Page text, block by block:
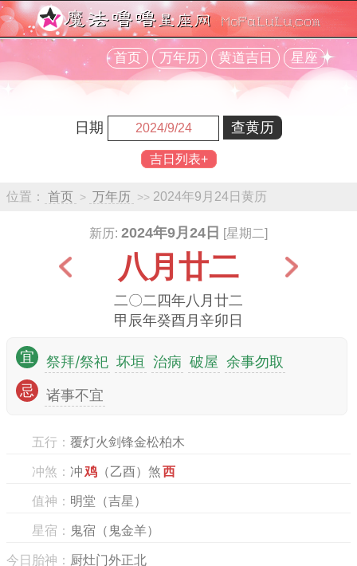
首页 万年历 黄道吉日 星座
日期
吉日列表+
位置： 首页 > 万年历 >> 2024年9月24日黄历
新历: 2024年9月24日 [星期二]
八月廿二
二〇二四年八月廿二
甲辰年癸酉月辛卯日
宜 祭拜/祭祀 坏垣 治病 破屋 余事勿取
忌 诸事不宜
五行： 覆灯火剑锋金松柏木
冲煞： 冲鸡 （乙酉）煞西
值神： 明堂（吉星）
星宿： 鬼宿（鬼金羊）
今日胎神： 厨灶门外正北